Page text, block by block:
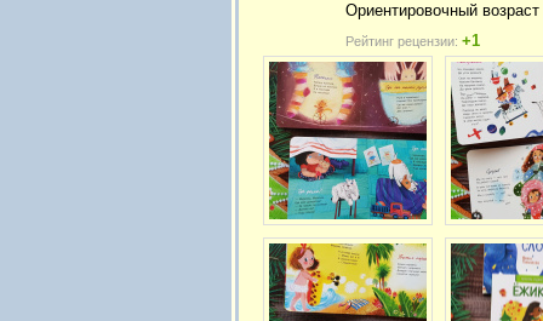
Ориентировочный
Рейтинг рецензии: +1